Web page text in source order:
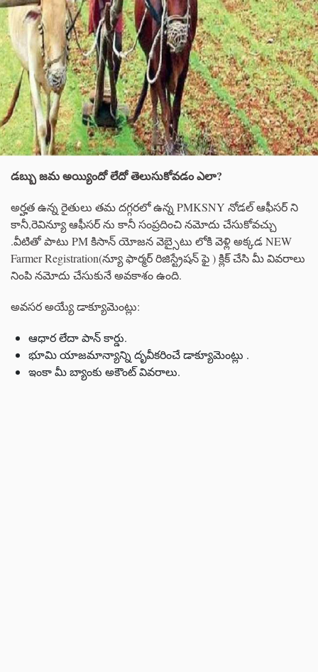
డబ్బు జమ అయ్యిందో లేదో తెలుసుకోవడం ఎలా?
అర్హత ఉన్న రైతులు తమ దగ్గరలో ఉన్న PMKSNY నోడల్ ఆఫీసర్ ని
కానీ,రెవిన్యూ ఆఫీసర్ ను కానీ సంప్రదించి నమోదు చేసుకోవచ్చు
.వీటితో పాటు PM కిసాన్ యోజన వెబ్సైటు లోకి వెళ్లి అక్కడ NEW
Farmer Registration(న్యూ ఫార్మర్ రిజిస్ట్రేషన్ ఫై ) క్లిక్ చేసి మీ వివరాలు
నింపి నమోదు చేసుకునే అవకాశం ఉంది.
అవసర అయ్యే డాక్యూమెంట్లు:
ఆధార లేదా పాన్ కార్డు.
భూమి యాజమాన్యాన్ని దృవీకరించే డాక్యూమెంట్లు .
ఇంకా మీ బ్యాంకు అకౌంట్ వివరాలు.